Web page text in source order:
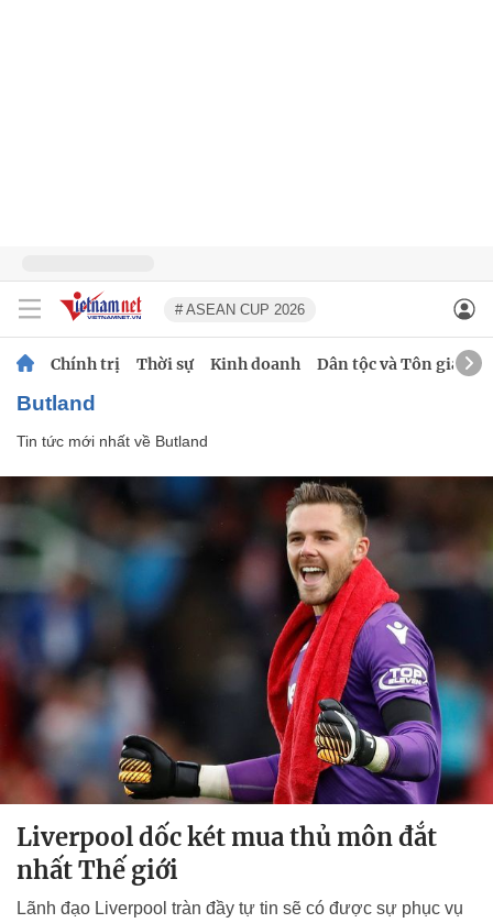
# ASEAN CUP 2026
Chính trị Thời sự Kinh doanh Dân tộc và Tôn giáo
Butland
Tin tức mới nhất về Butland
Liverpool dốc két mua thủ môn đắt
nhất Thế giới
Lãnh đạo Liverpool tràn đầy tự tin sẽ có được sự phục vụ